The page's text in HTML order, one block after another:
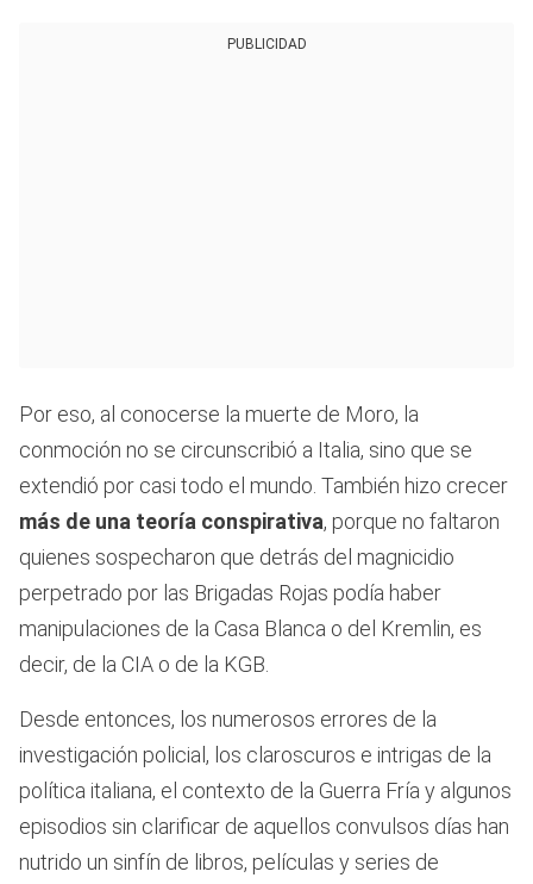
PUBLICIDAD
Por eso, al conocerse la muerte de Moro, la
conmoción no se circunscribió a Italia, sino que se
extendió por casi todo el mundo. También hizo crecer
más de una teoría conspirativa, porque no faltaron
quienes sospecharon que detrás del magnicidio
perpetrado por las Brigadas Rojas podía haber
manipulaciones de la Casa Blanca o del Kremlin, es
decir, de la CIA o de la KGB.
Desde entonces, los numerosos errores de la
investigación policial, los claroscuros e intrigas de la
política italiana, el contexto de la Guerra Fría y algunos
episodios sin clarificar de aquellos convulsos días han
nutrido un sinfín de libros, películas y series de